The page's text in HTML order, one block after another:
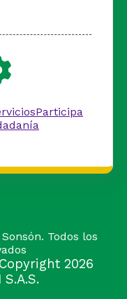
Participa
Todos los
2026
S.A.S.